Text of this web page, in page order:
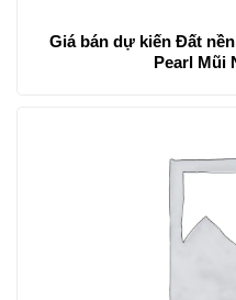
Giá bán dự kiến Đất
Pearl Mũi